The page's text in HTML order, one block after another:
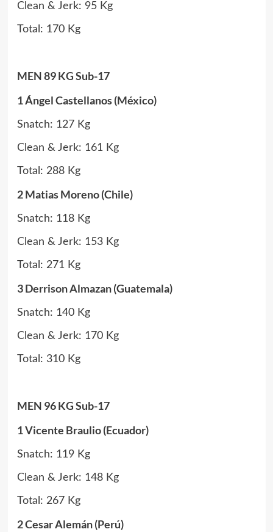
Clean & Jerk: 95 Kg
Total: 170 Kg
MEN 89 KG Sub-17
1 Ángel Castellanos (México)
Snatch: 127 Kg
Clean & Jerk: 161 Kg
Total: 288 Kg
2 Matias Moreno (Chile)
Snatch: 118 Kg
Clean & Jerk: 153 Kg
Total: 271 Kg
3 Derrison Almazan (Guatemala)
Snatch: 140 Kg
Clean & Jerk: 170 Kg
Total: 310 Kg
MEN 96 KG Sub-17
1 Vicente Braulio (Ecuador)
Snatch: 119 Kg
Clean & Jerk: 148 Kg
Total: 267 Kg
2 Cesar Alemán (Perú)